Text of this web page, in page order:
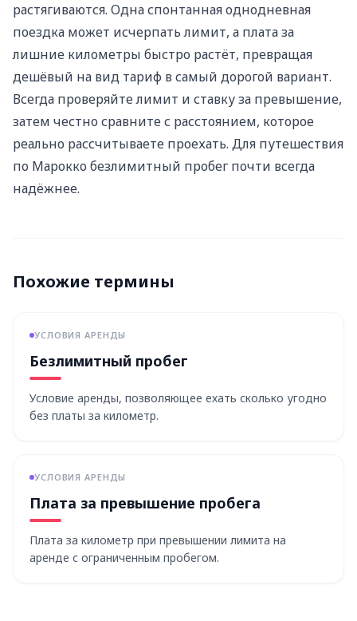
растягиваются. Одна спонтанная однодневная
поездка может исчерпать лимит, а плата за
лишние километры быстро растёт, превращая
дешёвый на вид тариф в самый дорогой вариант.
Всегда проверяйте лимит и ставку за превышение,
затем честно сравните с расстоянием, которое
реально рассчитываете проехать. Для путешествия
по Марокко безлимитный пробег почти всегда
надёжнее.
Похожие термины
УСЛОВИЯ АРЕНДЫ
Безлимитный пробег
Условие аренды, позволяющее ехать сколько угодно
без платы за километр.
УСЛОВИЯ АРЕНДЫ
Плата за превышение пробега
Плата за километр при превышении лимита на
аренде с ограниченным пробегом.